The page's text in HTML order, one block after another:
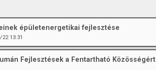
épületenergetikai fejlesztése
13:31
Fejlesztések a Fentartható Közösségért